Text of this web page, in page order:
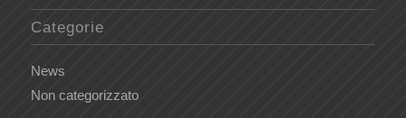
Categorie
News
Non categorizzato